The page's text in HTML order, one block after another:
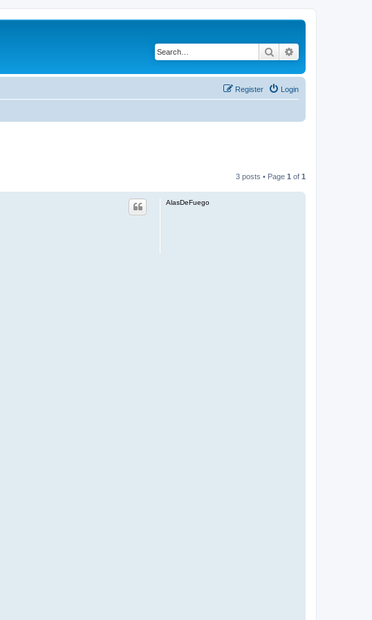
Search
Login
Register
3 posts • Page 1 of 1
AlasDeFuego